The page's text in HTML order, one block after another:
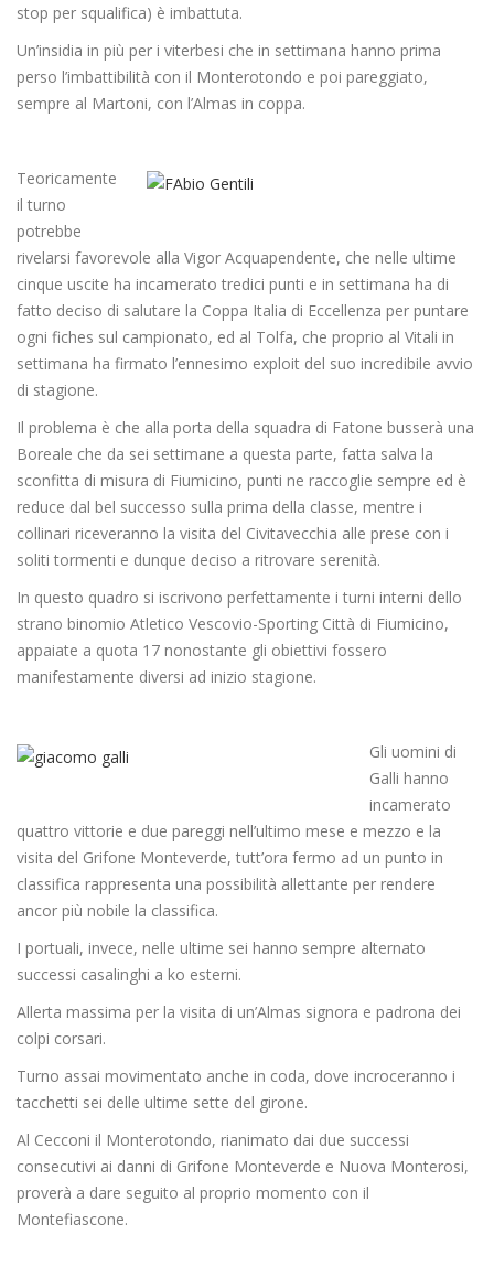
stop per squalifica) è imbattuta.
Un’insidia in più per i viterbesi che in settimana hanno prima
perso l’imbattibilità con il Monterotondo e poi pareggiato,
sempre al Martoni, con l’Almas in coppa.
Teoricamente
il turno
potrebbe
rivelarsi favorevole alla Vigor Acquapendente, che nelle ultime
cinque uscite ha incamerato tredici punti e in settimana ha di
fatto deciso di salutare la Coppa Italia di Eccellenza per puntare
ogni fiches sul campionato, ed al Tolfa, che proprio al Vitali in
settimana ha firmato l’ennesimo exploit del suo incredibile avvio
di stagione.
Il problema è che alla porta della squadra di Fatone busserà una
Boreale che da sei settimane a questa parte, fatta salva la
sconfitta di misura di Fiumicino, punti ne raccoglie sempre ed è
reduce dal bel successo sulla prima della classe, mentre i
collinari riceveranno la visita del Civitavecchia alle prese con i
soliti tormenti e dunque deciso a ritrovare serenità.
In questo quadro si iscrivono perfettamente i turni interni dello
strano binomio Atletico Vescovio-Sporting Città di Fiumicino,
appaiate a quota 17 nonostante gli obiettivi fossero
manifestamente diversi ad inizio stagione.
Gli uomini di
Galli hanno
incamerato
quattro vittorie e due pareggi nell’ultimo mese e mezzo e la
visita del Grifone Monteverde, tutt’ora fermo ad un punto in
classifica rappresenta una possibilità allettante per rendere
ancor più nobile la classifica.
I portuali, invece, nelle ultime sei hanno sempre alternato
successi casalinghi a ko esterni.
Allerta massima per la visita di un’Almas signora e padrona dei
colpi corsari.
Turno assai movimentato anche in coda, dove incroceranno i
tacchetti sei delle ultime sette del girone.
Al Cecconi il Monterotondo, rianimato dai due successi
consecutivi ai danni di Grifone Monteverde e Nuova Monterosi,
proverà a dare seguito al proprio momento con il
Montefiascone.